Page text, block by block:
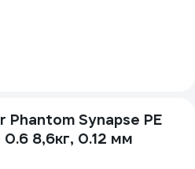
Synapse PE
0.6 8,6кг, 0.12 мм